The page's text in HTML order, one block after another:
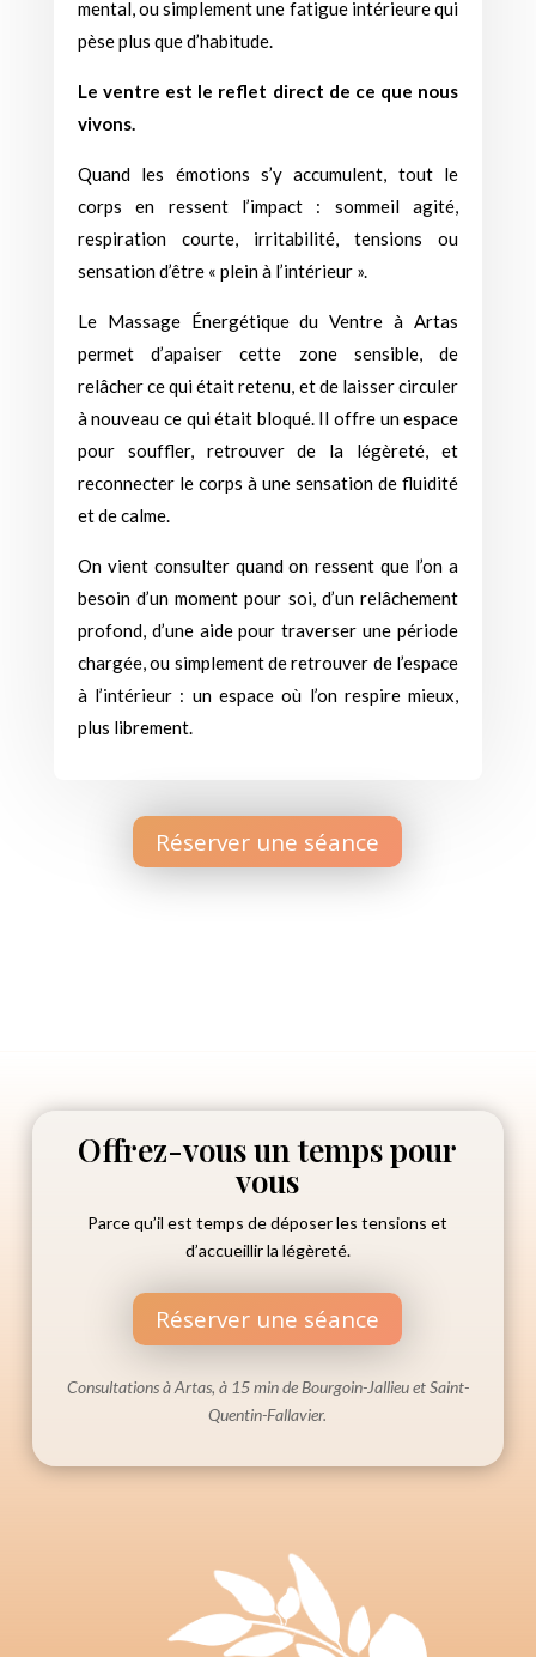
mental, ou simplement une fatigue intérieure qui
pèse plus que d’habitude.
Le ventre est le reflet direct de ce que nous
vivons.
Quand les émotions s’y accumulent, tout le
corps en ressent l’impact : sommeil agité,
respiration courte, irritabilité, tensions ou
sensation d’être « plein à l’intérieur ».
Le Massage Énergétique du Ventre à Artas
permet d’apaiser cette zone sensible, de
relâcher ce qui était retenu, et de laisser circuler
à nouveau ce qui était bloqué. Il offre un espace
pour souffler, retrouver de la légèreté, et
reconnecter le corps à une sensation de fluidité
et de calme.
On vient consulter quand on ressent que l’on a
besoin d’un moment pour soi, d’un relâchement
profond, d’une aide pour traverser une période
chargée, ou simplement de retrouver de l’espace
à l’intérieur : un espace où l’on respire mieux,
plus librement.
Réserver une séance
Offrez-vous un temps pour
vous
Parce qu’il est temps de déposer les tensions et
d’accueillir la légèreté.
Réserver une séance
Consultations à Artas, à 15 min de Bourgoin-Jallieu et Saint-
Quentin-Fallavier.